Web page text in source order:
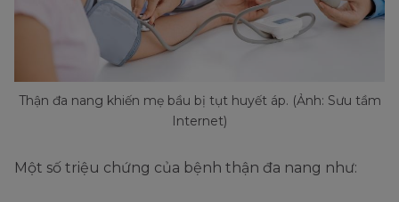
Thận đa nang khiến mẹ bầu bị tụt huyết áp. (Ảnh: Sưu tầm
Internet)
Một số triệu chứng của bệnh thận đa nang như: